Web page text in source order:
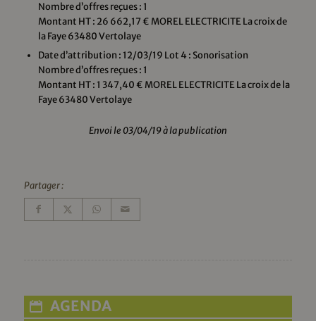
Nombre d’offres reçues : 1
Montant HT : 26 662,17 € MOREL ELECTRICITE La croix de
la Faye 63480 Vertolaye
Date d’attribution : 12/03/19 Lot 4 : Sonorisation
Nombre d’offres reçues : 1
Montant HT : 1 347,40 € MOREL ELECTRICITE La croix de la
Faye 63480 Vertolaye
Envoi le 03/04/19 à la publication
Partager :
AGENDA